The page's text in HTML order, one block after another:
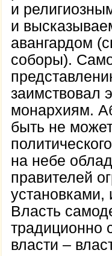
и
и
авангардом
соборы).
заимствовал
монархиям.
быть не
на небе
правителей
Власть
традиционно
власти –